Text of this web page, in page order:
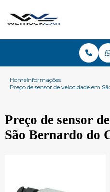
HomeInformações
Preço de sensor de velocidade em
Preço de sensor
São Bernardo do